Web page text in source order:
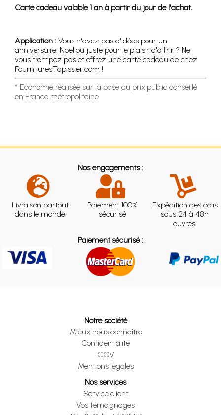
Carte cadeau valable 1 an à partir du jour de l'achat.
Application : Vous n'avez pas d'idées pour un
anniversaire, Noël ou juste pour le plaisir d'offrir ? Ne
vous trompez pas et offrez une carte cadeau de chez
FournituresTapissier.com !
* Economie réalisée sur la base du prix public conseillé
en France métropolitaine
Nos engagements :
Livraison partout
dans le monde
Paiement 100%
sécurisé
Expédition des colis
sous 24 à 48h
ouvrés.
Paiement sécurisé :
Notre société
Mieux nous connaître
Confidentialité
CGV
Mentions légales
Nos services
Service client
Vos témoignages